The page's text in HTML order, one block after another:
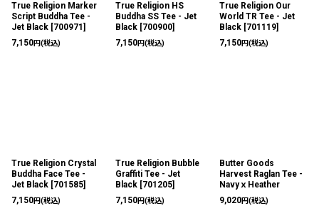
True Religion Marker
Script Buddha Tee -
Jet Black [700971 ]
7,150円(税込)
True Religion HS
Buddha SS Tee - Jet
Black [700900]
7,150円(税込)
True Religion Our
World TR Tee - Jet
Black [701119]
7,150円(税込)
True Religion Crystal
Buddha Face Tee -
Jet Black [701585]
7,150円(税込)
True Religion Bubble
Graffiti Tee - Jet
Black [701205]
7,150円(税込)
Butter Goods
Harvest Raglan Tee -
NavyｘHeather
9,020円(税込)